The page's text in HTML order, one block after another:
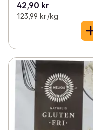
42,90 kr
123,99 kr /kg